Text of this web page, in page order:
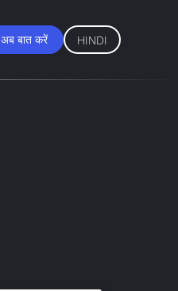
अब बात करें HINDI